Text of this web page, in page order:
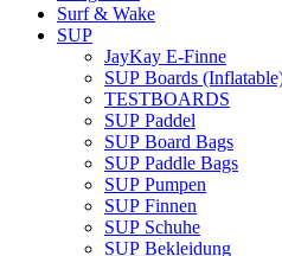
Surf & Wake
SUP
JayKay E-Finne
SUP Boards
TESTBOARDS
SUP Paddel
SUP Board Bags
SUP Paddle Bags
SUP Pumpen
SUP Finnen
SUP Schuhe
SUP Bekleidung